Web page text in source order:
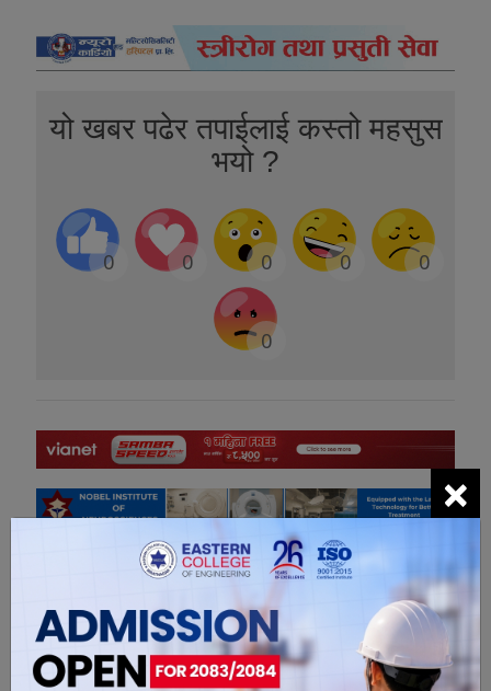
यो खबर पढेर तपाईलाई कस्तो महसुस
भयो ?
0 0 0 0 0
0
सम्बंधित खबरहरु
×